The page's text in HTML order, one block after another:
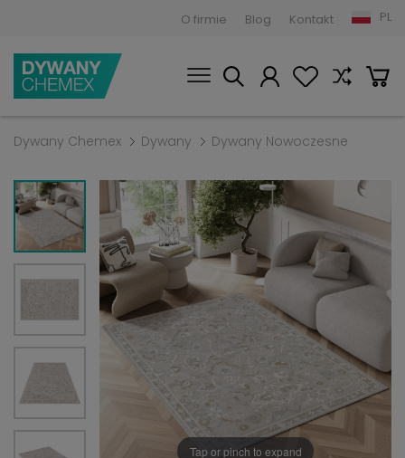
O firmie Blog Kontakt PL
Dywany Chemex Dywany Dywany Nowoczesne
Tap or pinch to expand